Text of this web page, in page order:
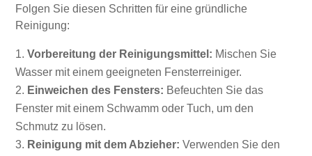
Folgen Sie diesen Schritten für eine gründliche
Reinigung:
Vorbereitung der Reinigungsmittel: Mischen Sie
Wasser mit einem geeigneten Fensterreiniger.
Einweichen des Fensters: Befeuchten Sie das
Fenster mit einem Schwamm oder Tuch, um den
Schmutz zu lösen.
Reinigung mit dem Abzieher: Verwenden Sie den